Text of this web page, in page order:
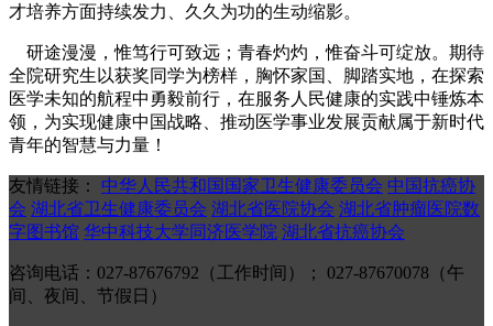
才培养方面持续发力、久久为功的生动缩影。
研途漫漫，惟笃行可致远；青春灼灼，惟奋斗可绽放。期待
全院研究生以获奖同学为榜样，胸怀家国、脚踏实地，在探索
医学未知的航程中勇毅前行，在服务人民健康的实践中锤炼本
领，为实现健康中国战略、推动医学事业发展贡献属于新时代
青年的智慧与力量！
友情链接： 中华人民共和国国家卫生健康委员会 中国抗癌协
会 湖北省卫生健康委员会 湖北省医院协会 湖北省肿瘤医院数
字图书馆 华中科技大学同济医学院 湖北省抗癌协会
咨询电话：027-87676792（工作时间）； 027-87670078（午
间、夜间、节假日）